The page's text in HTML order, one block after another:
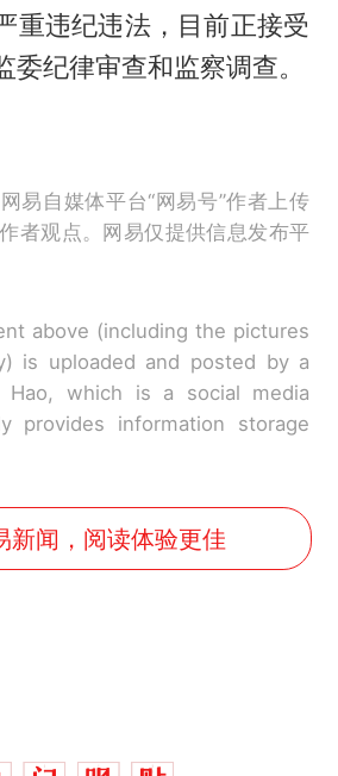
重违纪违法，目前正接受
委纪律审查和监察调查。
易自媒体平台“网易号”作者上传
者观点。网易仅提供信息发布平
above (including the pictures
is uploaded and posted by a
Hao, which is a social media
provides information storage
新闻，阅读体验更佳